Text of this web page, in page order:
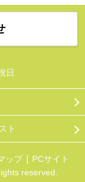
日
ト
ップ
PCサイト
reserved.